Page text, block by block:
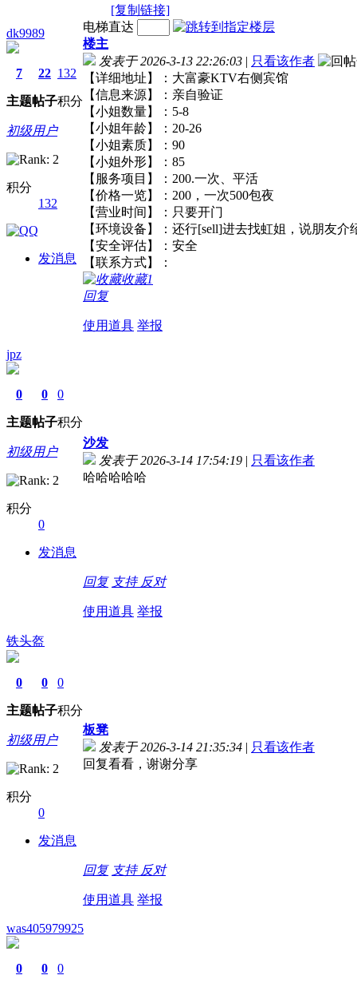
[复制链接]
dk9989
7
主题
22
帖子
132
积分
初级用户
积分
132
发消息
电梯直达
楼主
发表于 2026-3-13 22:26:03 | 只看该作者
【详细地址】：大富豪KTV右侧宾馆
【信息来源】：亲自验证
【小姐数量】：5-8
【小姐年龄】：20-26
【小姐素质】：90
【小姐外形】：85
【服务项目】：200.一次、平活
【价格一览】：200，一次500包夜
【营业时间】：只要开门
【环境设备】：还行[sell]进去找虹姐，说朋
【安全评估】：安全
【联系方式】：
收藏1
回复
使用道具 举报
jpz
0
主题
0
帖子
0
积分
初级用户
积分
0
发消息
沙发
发表于 2026-3-14 17:54:19 | 只看该作者
哈哈哈哈哈
回复 支持 反对
使用道具 举报
铁头盔
0
主题
0
帖子
0
积分
初级用户
积分
0
发消息
板凳
发表于 2026-3-14 21:35:34 | 只看该作者
回复看看，谢谢分享
回复 支持 反对
使用道具 举报
was405979925
0 0 0